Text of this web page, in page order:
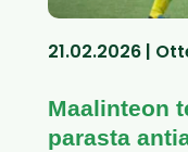
21.02.2026 |
Maalinteon
parasta